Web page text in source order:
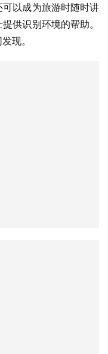
以成为旅游时随时讲
供识别环境的帮助。
现。